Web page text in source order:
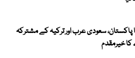
سعودی عرب اور ترکیہ کے مشترکہ
خیرمقدم